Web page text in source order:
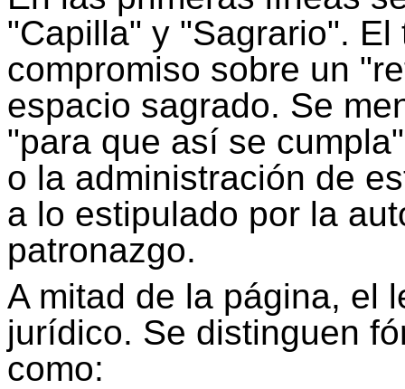
"Capilla" y "Sagrario".
compromiso sobre un
espacio sagrado. Se
"para que así se
o la administración de
a lo estipulado por la
patronazgo.
A mitad de la página, el
jurídico. Se distinguen
como: